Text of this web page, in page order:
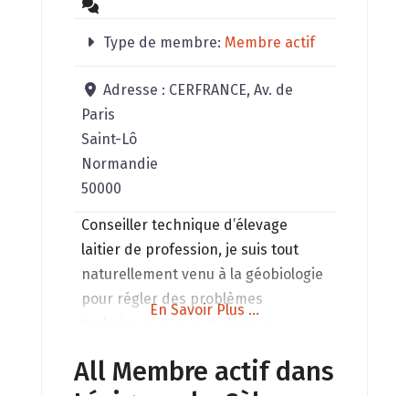
Type de membre: Membre actif
Adresse : CERFRANCE, Av. de
Paris
Saint-Lô
Normandie
50000
Conseiller technique d’élevage
laitier de profession, je suis tout
naturellement venu à la géobiologie
pour régler des problèmes
Luc Leroy et Stéphane Demée, je
En Savoir Plus ...
All Membre actif dans